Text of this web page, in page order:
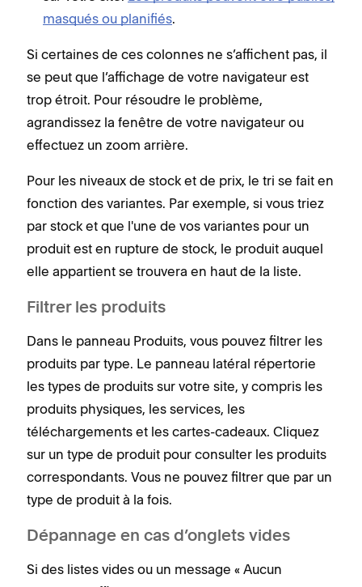
masqués ou planifiés.
Si certaines de ces colonnes ne s’affichent pas, il
se peut que l’affichage de votre navigateur est
trop étroit. Pour résoudre le problème,
agrandissez la fenêtre de votre navigateur ou
effectuez un zoom arrière.
Pour les niveaux de stock et de prix, le tri se fait en
fonction des variantes. Par exemple, si vous triez
par stock et que l'une de vos variantes pour un
produit est en rupture de stock, le produit auquel
elle appartient se trouvera en haut de la liste.
Filtrer les produits
Dans le panneau Produits, vous pouvez filtrer les
produits par type. Le panneau latéral répertorie
les types de produits sur votre site, y compris les
produits physiques, les services, les
téléchargements et les cartes-cadeaux. Cliquez
sur un type de produit pour consulter les produits
correspondants. Vous ne pouvez filtrer que par un
type de produit à la fois.
Dépannage en cas d’onglets vides
Si des listes vides ou un message « Aucun